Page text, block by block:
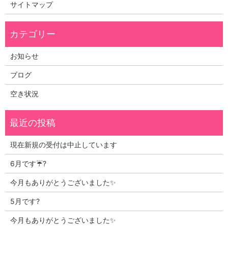
サイトマップ
お知らせ
ブログ
空き状況
現在新規の受付は中止しています
6月です☔?
今月もありがとうございました✨
5月です?
今月もありがとうございました✨